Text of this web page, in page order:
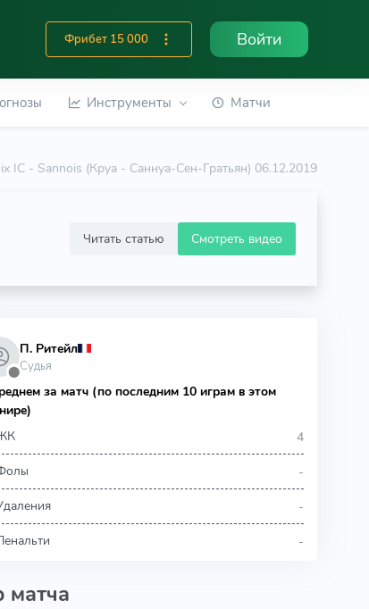
Фрибет 15 000 Войти
Инструменты Матчи
IC - Sannois (Круа - Саннуа-Сен-Гратьян) 06.12.2019
Читать статью Смотреть видео
⬤
П. Ритейл
Судья
за матч (по последним 10 играм в этом
4
-
-
-
матча